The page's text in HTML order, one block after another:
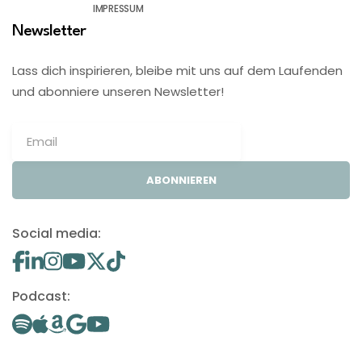
IMPRESSUM
Newsletter
Lass dich inspirieren, bleibe mit uns auf dem Laufenden
und abonniere unseren Newsletter!
ABONNIEREN
Social media:
Podcast: